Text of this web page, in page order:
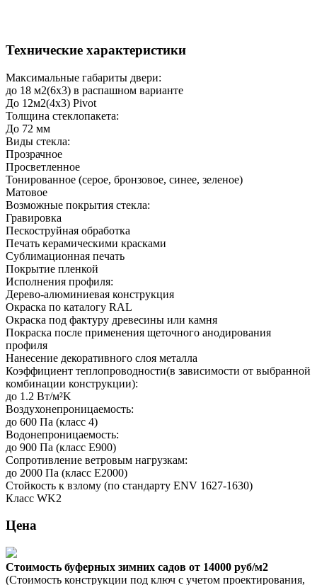
Технические характеристики
Максимальные габариты двери:
до 18 м2(6х3) в распашном варианте
До 12м2(4х3) Pivot
Толщина стеклопакета:
До 72 мм
Виды стекла:
Прозрачное
Просветленное
Тонированное (серое, бронзовое, синее, зеленое)
Матовое
Возможные покрытия стекла:
Гравировка
Пескоструйная обработка
Печать керамическими красками
Сублимационная печать
Покрытие пленкой
Исполнения профиля:
Дерево-алюминиевая конструкция
Окраска по каталогу RAL
Окраска под фактуру древесины или камня
Покраска после применения щеточного анодирования
профиля
Нанесение декоративного слоя металла
Коэффициент теплопроводности(в зависимости от выбранной
комбинации конструкции):
до 1.2 Вт/м²K
Воздухонепроницаемость:
до 600 Па (класс 4)
Водонепроницаемость:
до 900 Па (класс E900)
Сопротивление ветровым нагрузкам:
до 2000 Па (класс E2000)
Стойкость к взлому (по стандарту ENV 1627-1630)
Класс WK2
Цена
Стоимость буферных зимних садов от 14000 руб/м2
(Стоимость конструкции под ключ с учетом проектирования,